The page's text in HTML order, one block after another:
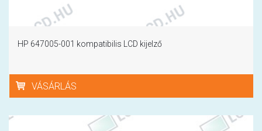
HP 647005-001 kompatibilis LCD kijelző
VÁSÁRLÁS